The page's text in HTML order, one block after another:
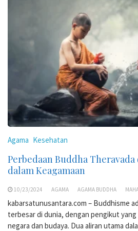
Agama Kesehatan
Perbedaan Buddha Theravada
dalam Keagamaan
10/23/2024 AGAMA AGAMA BUDDHA
kabarsatunusantara.com – Buddhisme
terbesar di dunia, dengan pengikut
negara dan budaya. Dua aliran utama